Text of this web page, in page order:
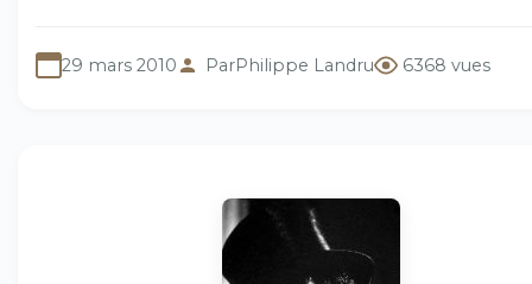
29 mars 2010 ParPhilippe Landru 6368 vues